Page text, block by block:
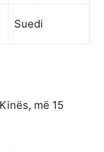
Suedi
më 15